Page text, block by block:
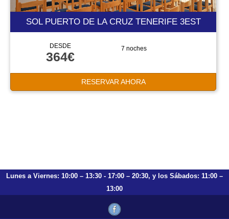
SOL PUERTO DE LA CRUZ TENERIFE 3EST
DESDE
364€
7 noches
RESERVAR AHORA
Lunes a Viernes: 10:00 – 13:30 - 17:00 – 20:30, y los Sábados: 11:00 –
13:00